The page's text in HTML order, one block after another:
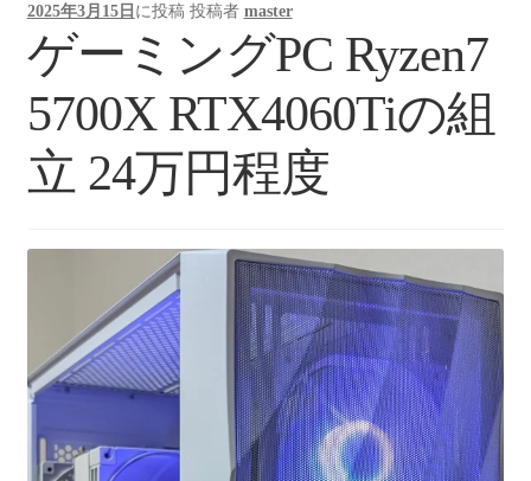
ス
キ
ッ
プ
ッ
プ
支払い
お買い物カゴ
お買い物ガイド
フルカスタマイズ相談
みんなのPC組立履歴
ご使用時にあたって
2025年3月15日 に投稿 投稿者 master
ゲーミングPC Ryzen7
5700X RTX4060Tiの組
立 24万円程度